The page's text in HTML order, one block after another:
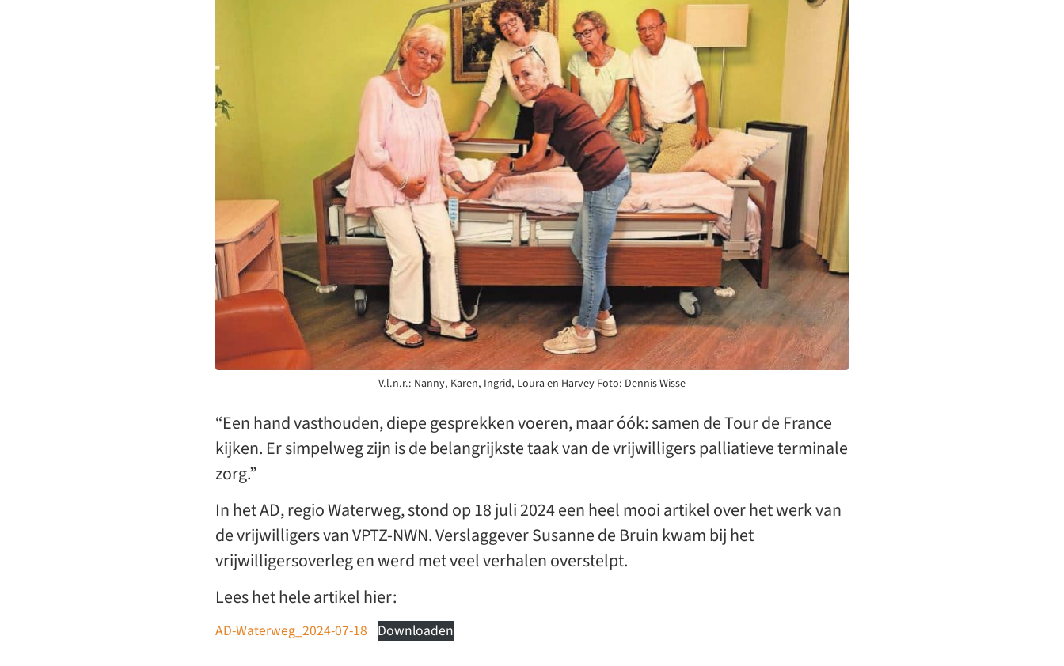
V.l.n.r.: Nanny, Karen, Ingrid, Loura en Harvey Foto: Dennis Wisse
“Een hand vasthouden, diepe gesprekken voeren, maar óók: samen de Tour de France
kijken. Er simpelweg zijn is de belangrijkste taak van de vrijwilligers palliatieve terminale
zorg.”
In het AD, regio Waterweg, stond op 18 juli 2024 een heel mooi artikel over het werk van
de vrijwilligers van VPTZ-NWN. Verslaggever Susanne de Bruin kwam bij het
vrijwilligersoverleg en werd met veel verhalen overstelpt.
Lees het hele artikel hier:
AD-Waterweg_2024-07-18 Downloaden